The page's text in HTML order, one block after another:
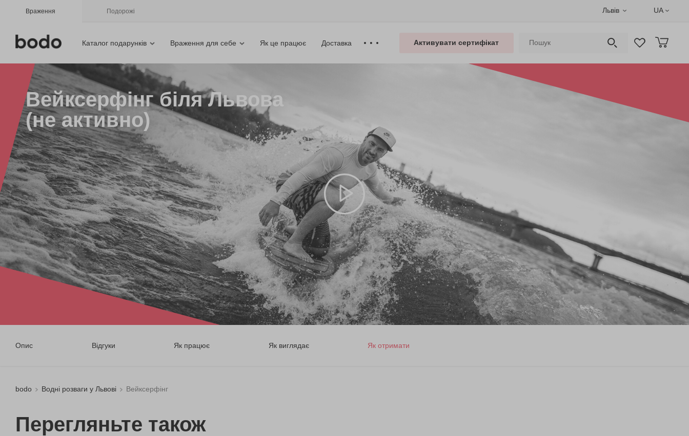
Враження Подорожі Львів UA
Каталог подарунків Враження для себе Як це працює Доставка Активувати сертифікат
Вейксерфінг біля Львова
(не активно)
Опис Відгуки Як працює Як виглядає Як отримати
bodo Водні розваги у Львові Вейксерфінг
Перегляньте також